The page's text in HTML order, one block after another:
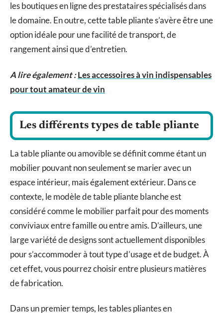
les boutiques en ligne des prestataires spécialisés dans
le domaine. En outre, cette table pliante s’avère être une
option idéale pour une facilité de transport, de
rangement ainsi que d’entretien.
A lire également :Les accessoires à vin indispensables
pour tout amateur de vin
Les différents types de table pliante
La table pliante ou amovible se définit comme étant un
mobilier pouvant non seulement se marier avec un
espace intérieur, mais également extérieur. Dans ce
contexte, le modèle de table pliante blanche est
considéré comme le mobilier parfait pour des moments
conviviaux entre famille ou entre amis. D’ailleurs, une
large variété de designs sont actuellement disponibles
pour s’accommoder à tout type d’usage et de budget. À
cet effet, vous pourrez choisir entre plusieurs matières
de fabrication.
Dans un premier temps, les tables pliantes en